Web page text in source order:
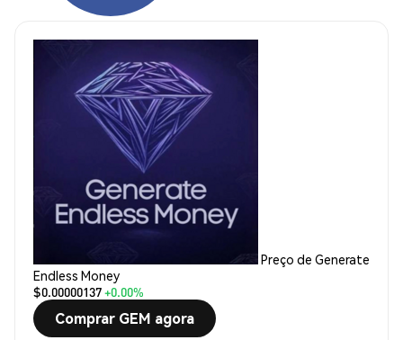
Preço de Generate
Endless Money
$0.00000137+0.00%
Comprar GEM agora